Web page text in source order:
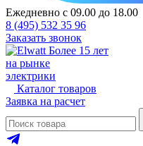
Ежедневно с 09.00 до 18.00
8 (495) 532 35 96
Заказать звонок
Более 15 лет
на рынке
электрики
Каталог товаров
Заявка на расчет